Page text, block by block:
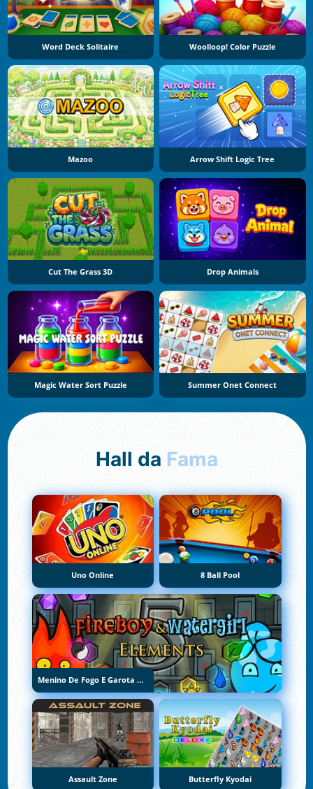
Word Deck Solitaire Woolloop! Color Puzzle
Mazoo Arrow Shift Logic Tree
Cut The Grass 3D Drop Animals
Magic Water Sort Puzzle Summer Onet Connect
Hall da Fama
Uno Online 8 Ball Pool
Menino De Fogo E Garota De Água 5: Elementos
Assault Zone Butterfly Kyodai